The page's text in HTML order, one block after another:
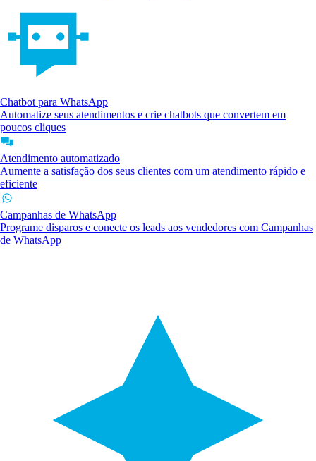
Chatbot para WhatsApp
Automatize seus atendimentos e crie chatbots que convertem em
poucos cliques
Atendimento automatizado
Aumente a satisfação dos seus clientes com um atendimento rápido e
eficiente
Campanhas de WhatsApp
Programe disparos e conecte os leads aos vendedores com Campanhas
de WhatsApp